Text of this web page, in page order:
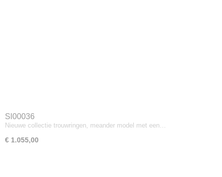
Sl00036
Nieuwe collectie trouwringen, meander model met een…
€ 1.055,00